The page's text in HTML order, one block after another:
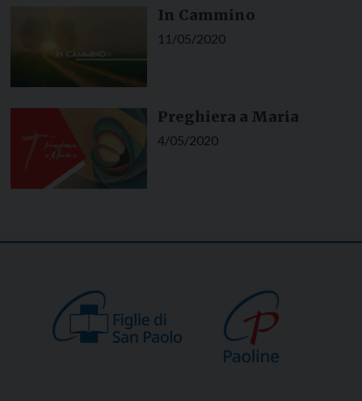
In Cammino
11/05/2020
Preghiera a Maria
4/05/2020